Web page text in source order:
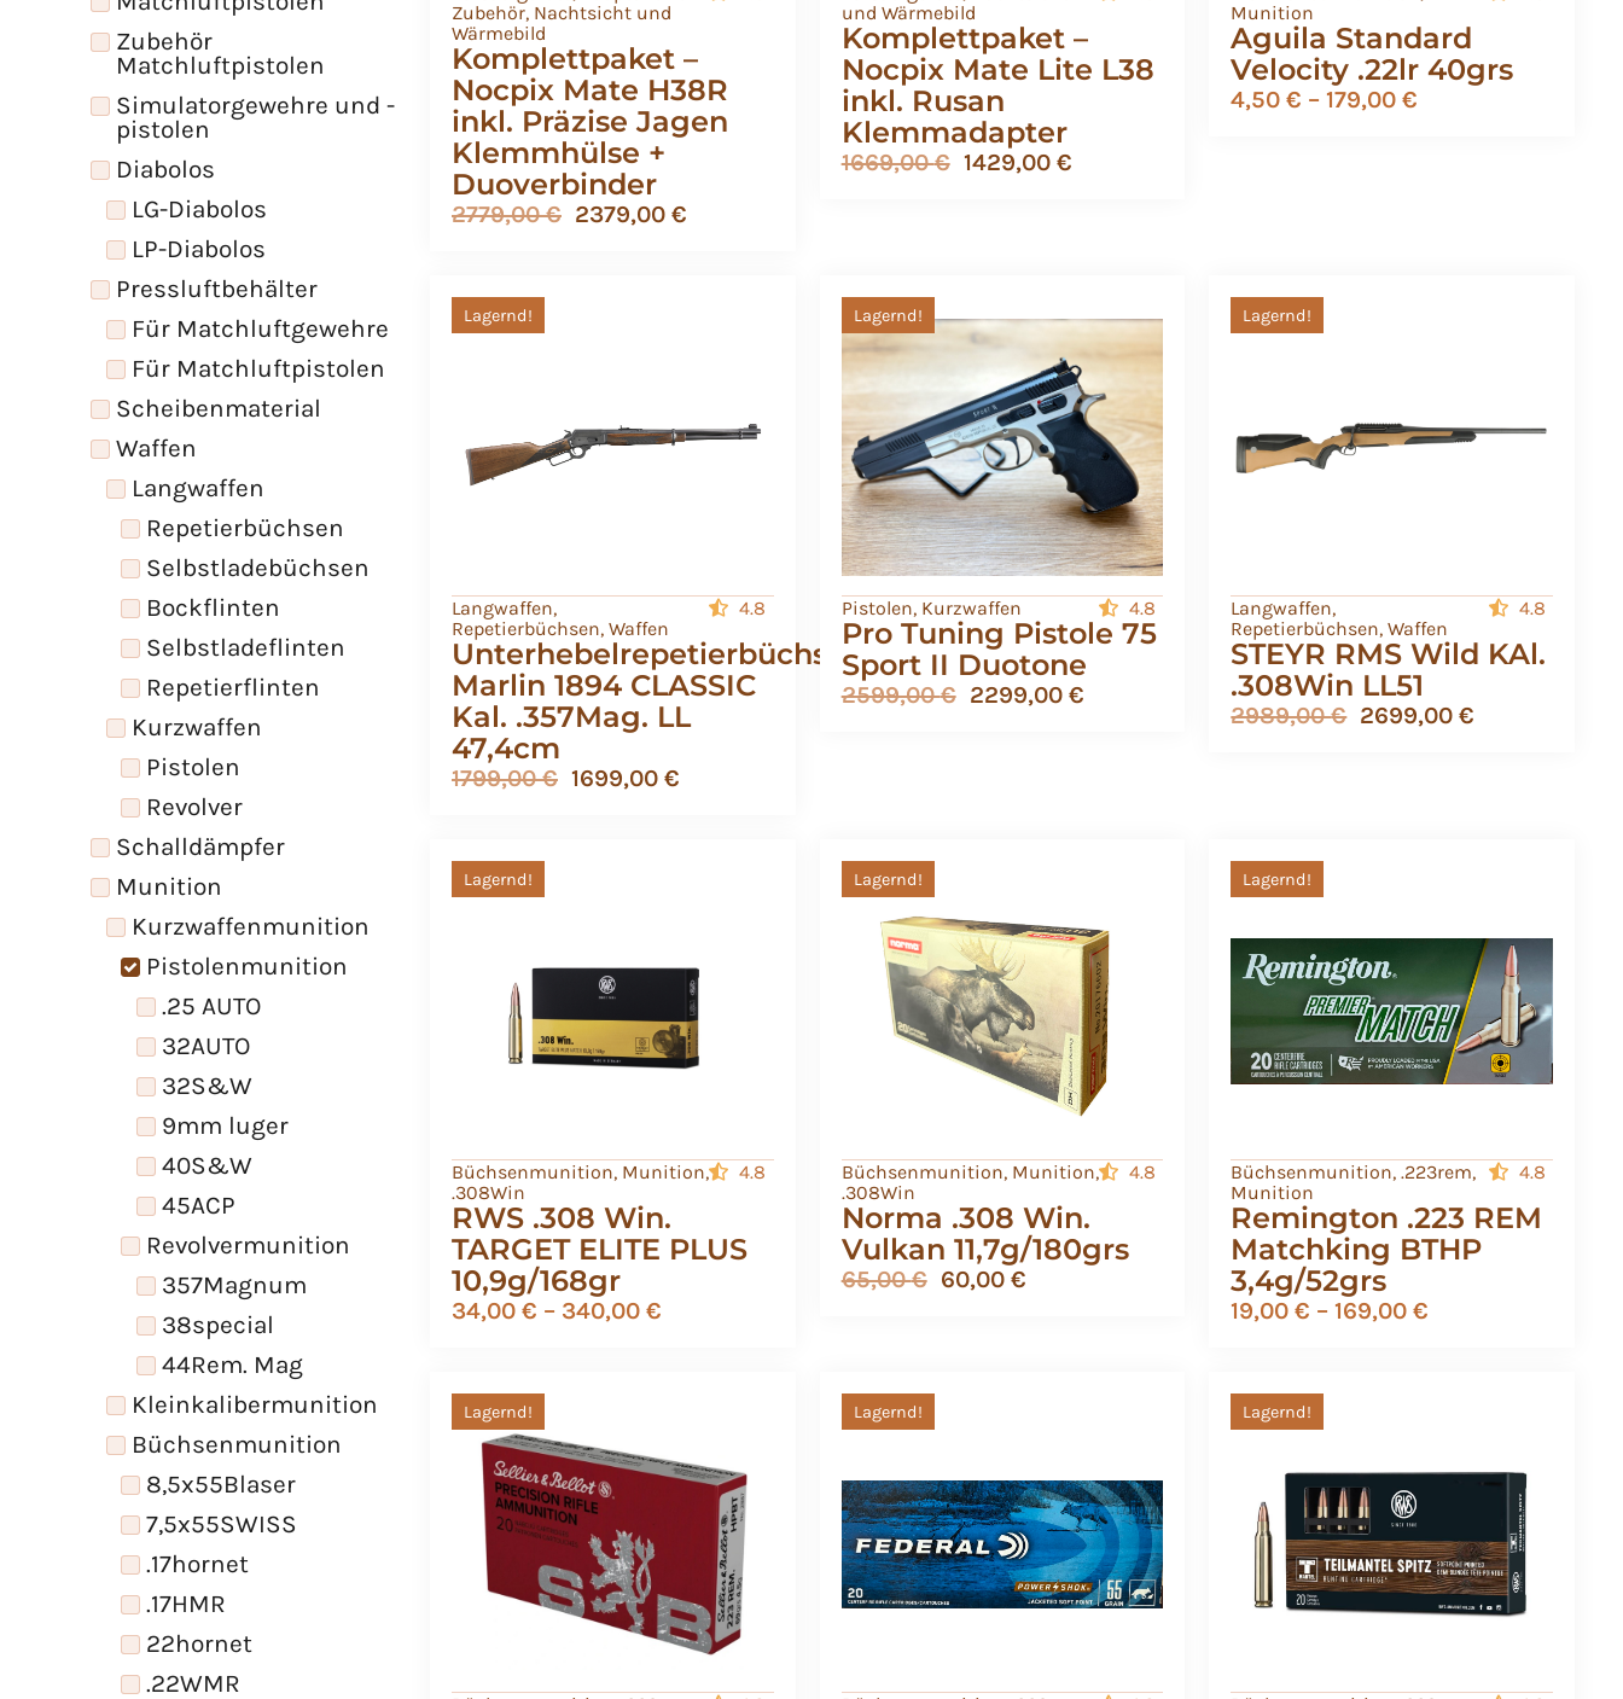
Zubehör
Matchluftpistolen
Simulatorgewehre und -
pistolen
Diabolos
LG-Diabolos
LP-Diabolos
Pressluftbehälter
Für Matchluftgewehre
Für Matchluftpistolen
Scheibenmaterial
Waffen
Langwaffen
Repetierbüchsen
Selbstladebüchsen
Bockflinten
Selbstladeflinten
Repetierflinten
Kurzwaffen
Pistolen
Revolver
Schalldämpfer
Munition
Kurzwaffenmunition
Pistolenmunition
.25 AUTO
32AUTO
32S&W
9mm luger
40S&W
45ACP
Revolvermunition
357Magnum
38special
44Rem. Mag
Kleinkalibermunition
Büchsenmunition
8,5x55Blaser
7,5x55SWISS
.17hornet
.17HMR
22hornet
.22WMR
Komplettpaket –
Nocpix Mate H38R
inkl. Präzise Jagen
Klemmhülse +
Duoverbinder
Zubehör, Nachtsicht und
Wärmebild
2779,00€ 2379,00 €
Komplettpaket –
Nocpix Mate Lite L38
inkl. Rusan
Klemmadapter
und Wärmebild
1669,00€ 1429,00 €
Aguila Standard
Velocity .22lr 40grs
Munition
4,50€ –179,00€
Unterhebelrepetierbüchse
Marlin 1894 CLASSIC
Kal. .357Mag. LL
47,4cm
Langwaffen,
Repetierbüchsen, Waffen
4.8
Lagernd!
1799,00€ 1699,00 €
Pro Tuning Pistole 75
Sport II Duotone
Pistolen, Kurzwaffen 4.8
Lagernd!
2599,00€ 2299,00 €
STEYR RMS Wild KAl.
.308Win LL51
Langwaffen,
Repetierbüchsen,Waffen
4.8
Lagernd!
2989,00€ 2699,00€
RWS .308 Win.
TARGET ELITE PLUS
10,9g/168gr
Büchsenmunition, Munition,
.308Win
4.8
Lagernd!
34,00 € – 340,00 €
Norma .308 Win.
Vulkan 11,7g/180grs
Büchsenmunition, Munition,
.308Win
4.8
Lagernd!
65,00€ 60,00 €
Remington .223 REM
Matchking BTHP
3,4g/52grs
Büchsenmunition,.223rem,
Munition
4.8
Lagernd!
19,00€ –169,00€
Lagernd! Lagernd! Lagernd!